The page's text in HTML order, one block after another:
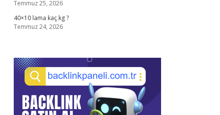
Temmuz 25, 2026
40×10 lama kaç kg ?
Temmuz 24, 2026